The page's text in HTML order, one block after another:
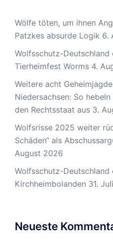
Wölfe töten, um ihnen
Patzkes absurde Logik 6.
Wolfsschutz-Deutschland
Tierheimfest Worms 4.
Weitere acht
Niedersachsen: So
den Rechtsstaat aus 3.
Wolfsrisse 2025 weiter
Schäden“ als
August 2026
Wolfsschutz-Deutschland
Kirchheimbolanden 31.
Neueste